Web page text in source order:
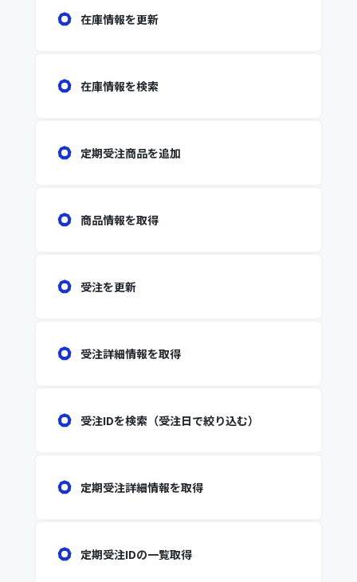
在庫情報を更新
在庫情報を検索
定期受注商品を追加
商品情報を取得
受注を更新
受注詳細情報を取得
受注IDを検索（受注日で絞り込む）
定期受注詳細情報を取得
定期受注IDの一覧取得